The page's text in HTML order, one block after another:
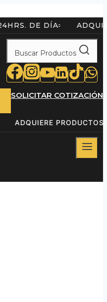
24HRS. DE DÍA
Buscar Productos
SOLICITAR COTIZACIÓN
DÍA ADQUIERE